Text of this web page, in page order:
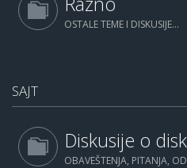
OSTALE TEME I DISKUSIJE...
SAJT
Diskusije o
OBAVEŠTENJA, PITANJA,